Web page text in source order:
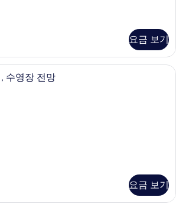
요금 보기
클래식 공용 도미토리, 수영장 전망 |
수영장 전망
요금 보기